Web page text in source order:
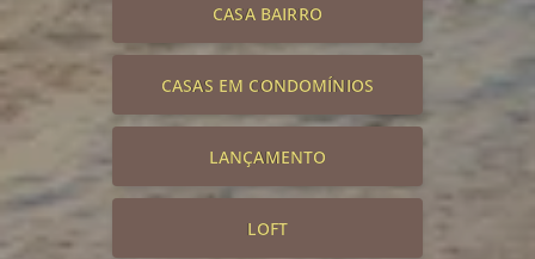
CASA BAIRRO
CASAS EM CONDOMÍNIOS
LANÇAMENTO
LOFT